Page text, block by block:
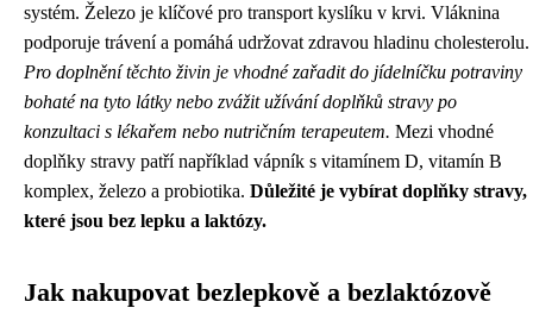
systém. Železo je klíčové pro transport kyslíku v krvi. Vláknina
podporuje trávení a pomáhá udržovat zdravou hladinu cholesterolu.
Pro doplnění těchto živin je vhodné zařadit do jídelníčku potraviny
bohaté na tyto látky nebo zvážit užívání doplňků stravy po
konzultaci s lékařem nebo nutričním terapeutem. Mezi vhodné
doplňky stravy patří například vápník s vitamínem D, vitamín B
komplex, železo a probiotika. Důležité je vybírat doplňky stravy,
které jsou bez lepku a laktózy.
Jak nakupovat bezlepkově a bezlaktózově